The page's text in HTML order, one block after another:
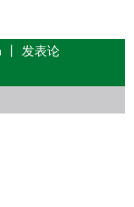
丨
发表论